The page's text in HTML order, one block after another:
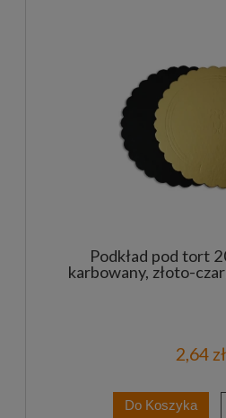
Podkład pod tort
karbowany, złoto-
2,64 zł
Do Koszyka